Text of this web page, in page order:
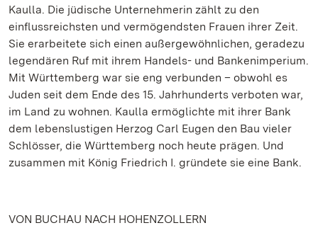
Kaulla. Die jüdische Unternehmerin zählt zu den
einflussreichsten und vermögendsten Frauen ihrer Zeit.
Sie erarbeitete sich einen außergewöhnlichen, geradezu
legendären Ruf mit ihrem Handels- und Bankenimperium.
Mit Württemberg war sie eng verbunden – obwohl es
Juden seit dem Ende des 15. Jahrhunderts verboten war,
im Land zu wohnen. Kaulla ermöglichte mit ihrer Bank
dem lebenslustigen Herzog Carl Eugen den Bau vieler
Schlösser, die Württemberg noch heute prägen. Und
zusammen mit König Friedrich I. gründete sie eine Bank.
VON BUCHAU NACH HOHENZOLLERN